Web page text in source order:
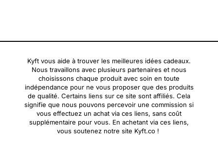
Kyft vous aide à trouver les meilleures idées cadeaux.
Nous travaillons avec plusieurs partenaires et nous
choisissons chaque produit avec soin en toute
indépendance pour ne vous proposer que des produits
de qualité. Certains liens sur ce site sont affiliés. Cela
signifie que nous pouvons percevoir une commission si
vous effectuez un achat via ces liens, sans coût
supplémentaire pour vous. En achetant via ces liens,
vous soutenez notre site Kyft.co !